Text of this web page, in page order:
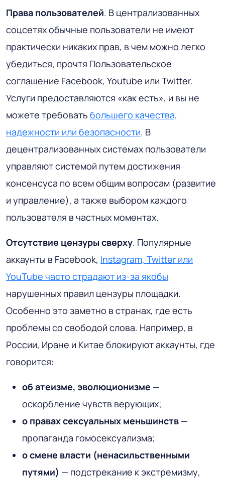
Права пользователей. В централизованных
соцсетях обычные пользователи не имеют
практически никаких прав, в чем можно легко
убедиться, прочтя Пользовательское
соглашение Facebook, Youtube или Twitter.
Услуги предоставляются «как есть», и вы не
можете требовать большего качества,
надежности или безопасности. В
децентрализованных системах пользователи
управляют системой путем достижения
консенсуса по всем общим вопросам (развитие
и управление), а также выбором каждого
пользователя в частных моментах.
Отсутствие цензуры сверху. Популярные
аккаунты в Facebook, Instagram, Twitter или
YouTube часто страдают из-за якобы
нарушенных правил цензуры площадки.
Особенно это заметно в странах, где есть
проблемы со свободой слова. Например, в
России, Иране и Китае блокируют аккаунты, где
говорится:
об атеизме, эволюционизме —
оскорбление чувств верующих;
о правах сексуальных меньшинств —
пропаганда гомосексуализма;
о смене власти (ненасильственными
путями) — подстрекание к экстремизму,